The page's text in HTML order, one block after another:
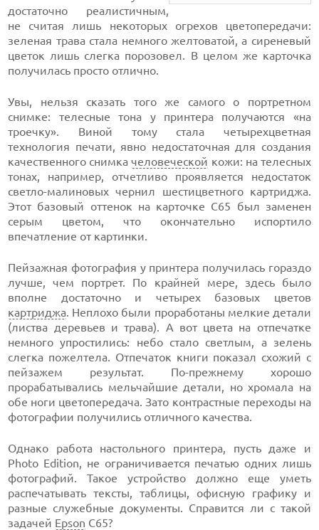
достаточно реалистичным,
не считая лишь некоторых огрехов цветопередачи:
зеленая трава стала немного желтоватой, а сиреневый
цветок лишь слегка порозовел. В целом же карточка
получилась просто отлично.
Увы, нельзя сказать того же самого о портретном
снимке: телесные тона у принтера получаются «на
троечку». Виной тому стала четырехцветная
технология печати, явно недостаточная для создания
качественного снимкачеловеческой кожи: на телесных
тонах, например, отчетливо проявляется недостаток
светло-малиновых чернил шестицветного картриджа.
Этот базовый оттенок на карточке C65 был заменен
серым цветом, что окончательно испортило
впечатление от картинки.
Пейзажная фотография у принтера получилась гораздо
лучше, чем портрет. По крайней мере, здесь было
вполне достаточно и четырех базовых цветов
картриджа. Неплохо были проработаны мелкие детали
(листва деревьев и трава). А вот цвета на отпечатке
немного упростились: небо стало светлым, а зелень
слегка пожелтела. Отпечаток книги показал схожий с
пейзажем результат. По-прежнему хорошо
прорабатывались мельчайшие детали, но хромала на
обе ноги цветопередача. Зато контрастные переходы на
фотографии получились отличного качества.
Однако работа настольного принтера, пусть даже и
Photo Edition, не ограничивается печатью одних лишь
фотографий. Такое устройство должно еще уметь
распечатывать тексты, таблицы, офисную графику и
разные служебные документы. Справится ли с такой
задачей Epson С65?